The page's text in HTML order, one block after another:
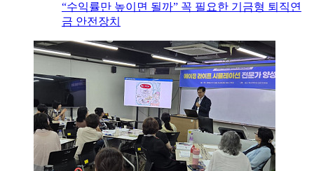
“수익률만 높이면 될까” 꼭 필요한 기금형 퇴직연
금 안전장치